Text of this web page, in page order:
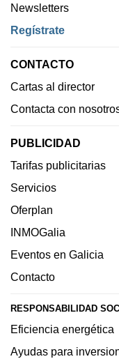
Newsletters
Regístrate
CONTACTO
Cartas al director
Contacta con
PUBLICIDAD
Tarifas publicitarias
Servicios
Oferplan
INMOGalia
Eventos en Galicia
Contacto
RESPONSABILIDAD
Eficiencia energética
Ayudas para